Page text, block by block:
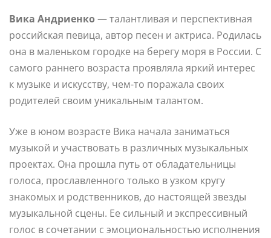
Вика Андриенко — талантливая и перспективная
российская певица, автор песен и актриса. Родилась
она в маленьком городке на берегу моря в России. С
самого раннего возраста проявляла яркий интерес
к музыке и искусству, чем-то поражала своих
родителей своим уникальным талантом.
Уже в юном возрасте Вика начала заниматься
музыкой и участвовать в различных музыкальных
проектах. Она прошла путь от обладательницы
голоса, прославленного только в узком кругу
знакомых и родственников, до настоящей звезды
музыкальной сцены. Ее сильный и экспрессивный
голос в сочетании с эмоциональностью исполнения